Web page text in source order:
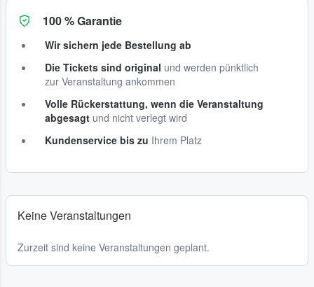
100 % Garantie
Wir sichern jede Bestellung ab
Die Tickets sind original und werden pünktlich
zur Veranstaltung ankommen
Volle Rückerstattung, wenn die Veranstaltung
abgesagt und nicht verlegt wird
Kundenservice bis zu Ihrem Platz
Keine Veranstaltungen
Zurzeit sind keine Veranstaltungen geplant.